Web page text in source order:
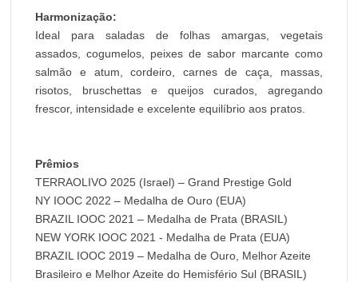
Harmonização:
Ideal para saladas de folhas amargas, vegetais
assados, cogumelos, peixes de sabor marcante como
salmão e atum, cordeiro, carnes de caça, massas,
risotos, bruschettas e queijos curados, agregando
frescor, intensidade e excelente equilíbrio aos pratos.
Prêmios
TERRAOLIVO 2025 (Israel) – Grand Prestige Gold
NY IOOC 2022 – Medalha de Ouro (EUA)
BRAZIL IOOC 2021 – Medalha de Prata (BRASIL)
NEW YORK IOOC 2021 - Medalha de Prata (EUA)
BRAZIL IOOC 2019 – Medalha de Ouro, Melhor Azeite
Brasileiro e Melhor Azeite do Hemisfério Sul (BRASIL)